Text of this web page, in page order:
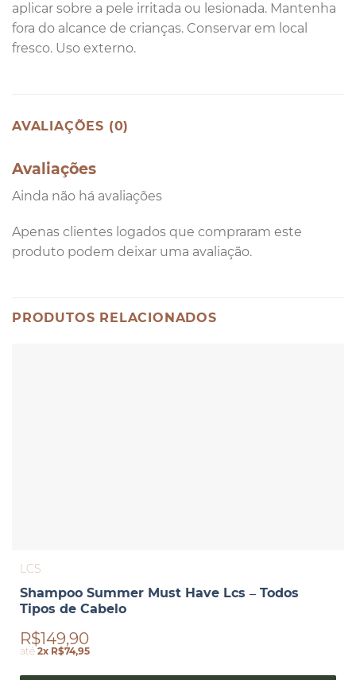
aplicar sobre a pele irritada ou lesionada. Mantenha
fora do alcance de crianças. Conservar em local
fresco. Uso externo.
AVALIAÇÕES (0)
Avaliações
Ainda não há avaliações
Apenas clientes logados que compraram este
produto podem deixar uma avaliação.
PRODUTOS RELACIONADOS
LCS
Shampoo Summer Must Have Lcs – Todos
Tipos de Cabelo
R$149,90
até2x R$74,95